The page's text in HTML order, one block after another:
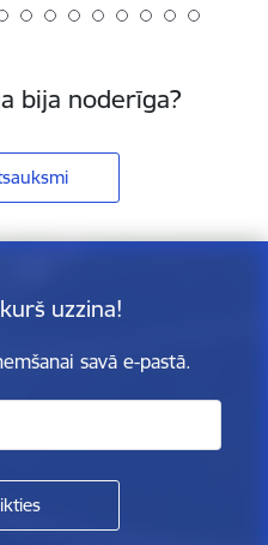
bija noderīga?
uzzina!
savā e-pastā.